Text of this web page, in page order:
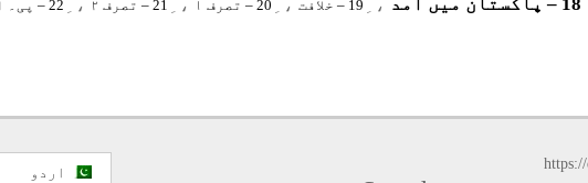
18 – پاکستان میں آمد ، ِ 19 – خلافت ، ِ 20 – تصرف ۱ ، ِ 21 – تصرف ۲ ، ِ 22 – پی۔ ایچ۔ ڈی (Ph.D.)
اردو